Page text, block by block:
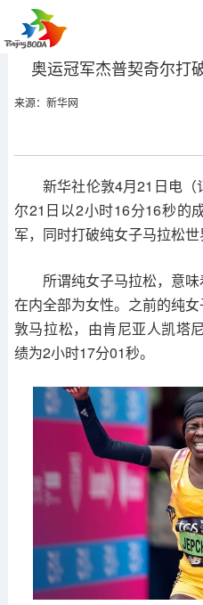
奥运冠军杰普契奇尔打
来源：新华网
新华社伦敦4月21日电
尔21日以2小时16分16秒的
军，同时打破纯女子马拉松世
所谓纯女子马拉松，意
在内全部为女性。之前的纯
敦马拉松，由肯尼亚人凯塔
绩为2小时17分01秒。